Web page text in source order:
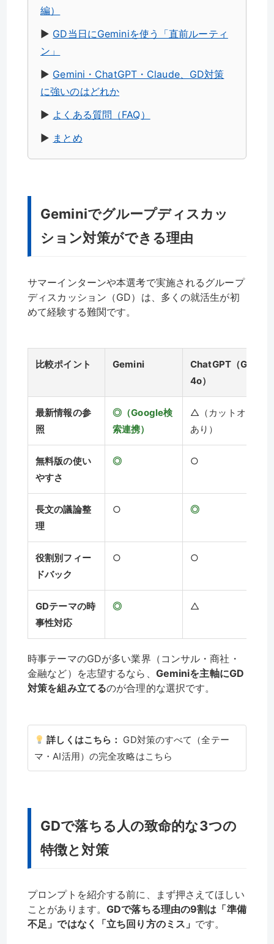
編）
▶︎ GD当日にGeminiを使う「直前ルーティ
ン」
▶︎ Gemini・ChatGPT・Claude、GD対策
に強いのはどれか
▶︎ よくある質問（FAQ）
▶︎ まとめ
Geminiでグループディスカッ
ション対策ができる理由
サマーインターンや本選考で実施されるグループ
ディスカッション（GD）は、多くの就活生が初
めて経験する難関です。
比較ポイント Gemini
ChatGPT（GPT-
4o）
最新情報の参
照
◎（Google検
索連携）
△（カットオフ
あり）
無料版の使い
やすさ
◎ ○
長文の議論整
理
○ ◎
役割別フィー
ドバック
○ ○
GDテーマの時
事性対応
◎ △
時事テーマのGDが多い業界（コンサル・商社・
金融など）を志望するなら、 Geminiを主軸にGD
対策を組み立てるのが合理的な選択です。
詳しくはこちら： GD対策のすべて（全テー
マ・AI活用）の完全攻略はこちら
GDで落ちる人の致命的な3つの
特徴と対策
プロンプトを紹介する前に、まず押さえてほしい
ことがあります。GDで落ちる理由の9割は「準備
不足」ではなく「立ち回り方のミス」 です。